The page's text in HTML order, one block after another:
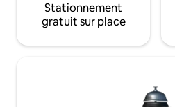
Stationnement
gratuit sur place